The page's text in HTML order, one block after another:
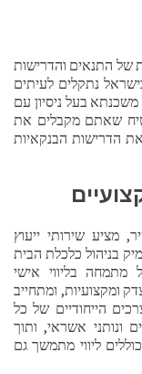
של התנאים והדרישות
נתקלים לעיתים
בעל ניסיון עם
שאתם מקבלים את
הדרישות הבנקאיות
מציע שירותי ייעוץ
בניהול כלכלת הבית
בליווי אישי
ומקצועיות, ומתחייב
הייחודיים של כל
אשראי, ותוך
ליווי מתמשך גם